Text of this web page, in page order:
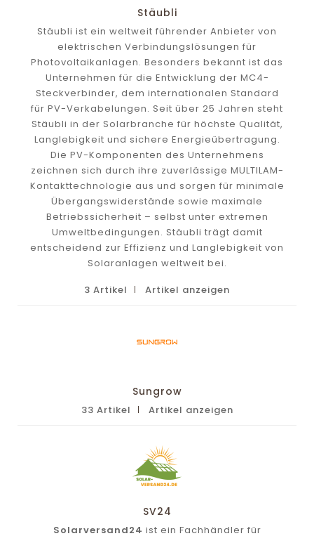
Stäubli
Stäubli ist ein weltweit führender Anbieter von
elektrischen Verbindungslösungen für
Photovoltaikanlagen. Besonders bekannt ist das
Unternehmen für die Entwicklung der MC4-
Steckverbinder, dem internationalen Standard
für PV-Verkabelungen. Seit über 25 Jahren steht
Stäubli in der Solarbranche für höchste Qualität,
Langlebigkeit und sichere Energieübertragung.
Die PV-Komponenten des Unternehmens
zeichnen sich durch ihre zuverlässige MULTILAM-
Kontakttechnologie aus und sorgen für minimale
Übergangswiderstände sowie maximale
Betriebssicherheit – selbst unter extremen
Umweltbedingungen. Stäubli trägt damit
entscheidend zur Effizienz und Langlebigkeit von
Solaranlagen weltweit bei.
3 Artikel
Artikel anzeigen
Sungrow
33 Artikel Artikel anzeigen
SV24
Solarversand24 ist ein Fachhändler für